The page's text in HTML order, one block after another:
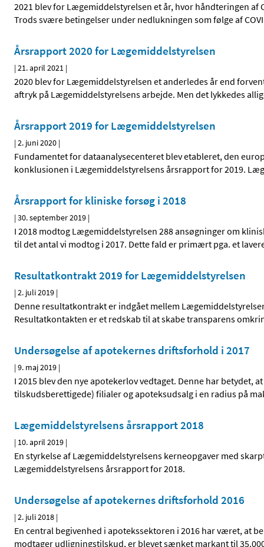
2021 blev for Lægemiddelstyrelsen et år, hvor håndteringen
Trods svære betingelser under nedlukningen som følge af
Årsrapport 2020 for Lægemiddelstyrelsen
|21. april 2021 |
2020 blev for Lægemiddelstyrelsen et anderledes år end
aftryk på Lægemiddelstyrelsens arbejde. Men det lykkedes
Årsrapport 2019 for Lægemiddelstyrelsen
|2. juni 2020 |
Fundamentet for dataanalysecenteret blev etableret, den
konklusionen i Lægemiddelstyrelsens årsrapport for 2019.
Årsrapport for kliniske forsøg i 2018
|30. september 2019 |
I 2018 modtog Lægemiddelstyrelsen 288 ansøgninger om
til det antal vi modtog i 2017. Dette fald er primært pga. et
Resultatkontrakt 2019 for Lægemiddelstyrelsen
|2. juli 2019 |
Denne resultatkontrakt er indgået mellem
Resultatkontakten er et redskab til at skabe transparens
Undersøgelse af apotekernes driftsforhold i 2017
|9. maj 2019 |
I 2015 blev den nye apotekerlov vedtaget. Denne har
tilskudsberettigede) filialer og apoteksudsalg i en radius på
Lægemiddelstyrelsens årsrapport 2018
| 10. april 2019 |
En styrkelse af Lægemiddelstyrelsens kerneopgaver med
Lægemiddelstyrelsens årsrapport for 2018.
Undersøgelse af apotekernes driftsforhold 2016
|2. juli 2018 |
En central begivenhed i apotekssektoren i 2016 har været, at
modtager udligningstilskud, er blevet sænket markant til